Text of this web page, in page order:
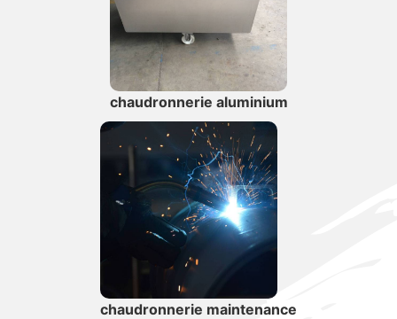
chaudronnerie aluminium
chaudronnerie maintenance